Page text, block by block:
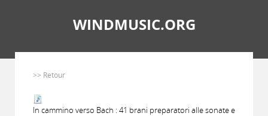
WINDMUSIC.ORG
>> Retour
In cammino verso Bach : 41 brani preparatori alle sonate e